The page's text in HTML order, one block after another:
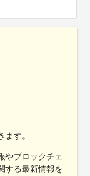
す。
やブロックチェ
する最新情報を